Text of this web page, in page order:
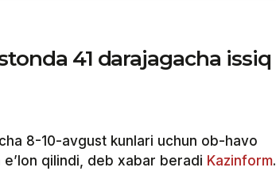
41 darajagacha issiq
8-10-avgust kunlari uchun ob-havo
e’lon qilindi, deb xabar beradi Kazinform.